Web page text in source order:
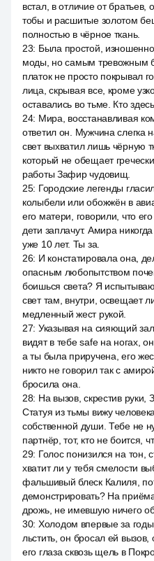
встал, в отличие от
тобы и расшитые золотом
полностью в чёрное ткань.
23: Была простой,
моды, но самым тревожным
платок не просто покрывал
лица, скрывая все, кроме
оставались во тьме. Кто
24: Мира, восстанавливая
ответил он. Мужчина слегка
свет выхватил лишь чёрную
который не обещает
работы Зафир чудовищ.
25: Городские легенды
колыбели или обожжён в
его матери, говорили, что
дети заплачут. Амира
уже 10 лет. Ты за.
26: И констатировала она,
опасным любопытством
боишься света? Я
свет там, внутри, освещает
медленный жест рукой.
27: Указывая на сияющий зал
видят в тебе safe на ногах,
а ты была приручена, его
никто не говорил так с
бросила она.
28: На вызов, скрестив руки,
Статуя из тьмы вижу
собственной души. Тебе не
партнёр, тот, кто не боится,
29: Голос понизился на тон,
хватит ли у тебя смелости
фальшивый блеск Калиля,
демонстрировать? На
дрожь, не имевшую ничего
30: Холодом впервые за
льстить, он бросал ей
его глаза сквозь щель в